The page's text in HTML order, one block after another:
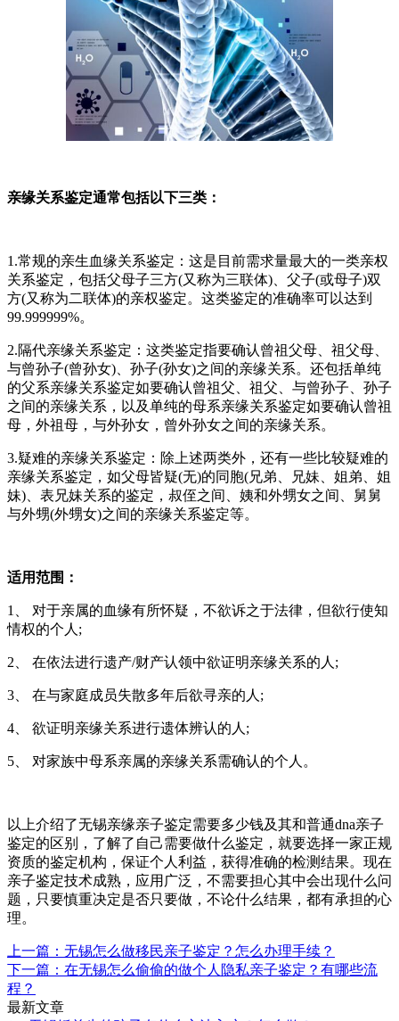
亲缘关系鉴定通常包括以下三类：
1.常规的亲生血缘关系鉴定：这是目前需求量最大的一类亲权
关系鉴定，包括父母子三方(又称为三联体)、父子(或母子)双
方(又称为二联体)的亲权鉴定。这类鉴定的准确率可以达到
99.999999%。
2.隔代亲缘关系鉴定：这类鉴定指要确认曾祖父母、祖父母、
与曾孙子(曾孙女)、孙子(孙女)之间的亲缘关系。还包括单纯
的父系亲缘关系鉴定如要确认曾祖父、祖父、与曾孙子、孙子
之间的亲缘关系，以及单纯的母系亲缘关系鉴定如要确认曾祖
母，外祖母，与外孙女，曾外孙女之间的亲缘关系。
3.疑难的亲缘关系鉴定：除上述两类外，还有一些比较疑难的
亲缘关系鉴定，如父母皆疑(无)的同胞(兄弟、兄妹、姐弟、姐
妹)、表兄妹关系的鉴定，叔侄之间、姨和外甥女之间、舅舅
与外甥(外甥女)之间的亲缘关系鉴定等。
适用范围：
1、 对于亲属的血缘有所怀疑，不欲诉之于法律，但欲行使知
情权的个人;
2、 在依法进行遗产/财产认领中欲证明亲缘关系的人;
3、 在与家庭成员失散多年后欲寻亲的人;
4、 欲证明亲缘关系进行遗体辨认的人;
5、 对家族中母系亲属的亲缘关系需确认的个人。
以上介绍了无锡亲缘亲子鉴定需要多少钱及其和普通dna亲子
鉴定的区别，了解了自己需要做什么鉴定，就要选择一家正规
资质的鉴定机构，保证个人利益，获得准确的检测结果。现在
亲子鉴定技术成熟，应用广泛，不需要担心其中会出现什么问
题，只要慎重决定是否只要做，不论什么结果，都有承担的心
理。
上一篇：无锡怎么做移民亲子鉴定？怎么办理手续？
下一篇：在无锡怎么偷偷的做个人隐私亲子鉴定？有哪些流
程？
最新文章